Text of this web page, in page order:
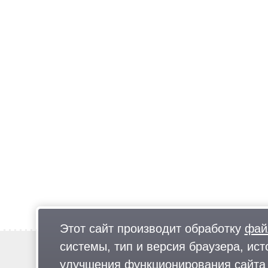
Новости
Предложи новость
Этот сайт производит обработку
системы, тип и версия браузера,
улучшения функционирования